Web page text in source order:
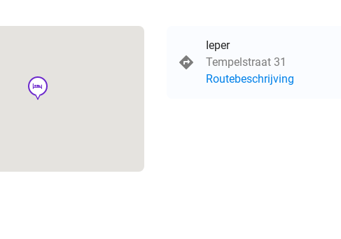
hotel
Ieper
Tempelstraat 31
Routebeschrijving